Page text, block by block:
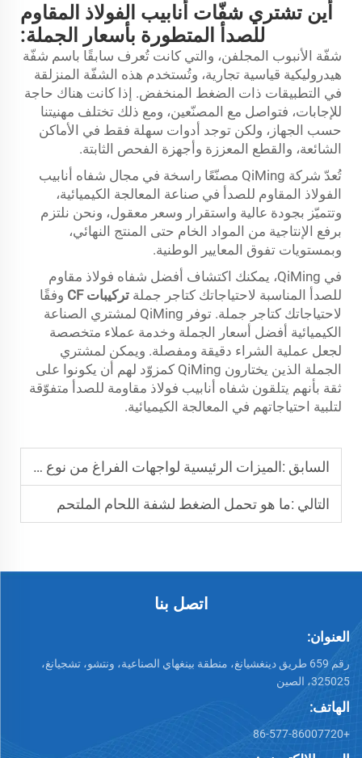
أين تشتري شفّات أنابيب الفولاذ المقاوم
للصدأ المتطورة بأسعار الجملة:
شفّة الأنبوب المجلفن، والتي كانت تُعرف سابقًا باسم شفّة
هيدروليكية قياسية تجارية، وتُستخدم هذه الشفّة المنزلقة
في التطبيقات ذات الضغط المنخفض. إذا كانت هناك حاجة
للإجابات، فتواصل مع المصنّعين، ومع ذلك تختلف مهنيتنا
حسب الجهاز، ولكن توجد أدوات سهلة فقط في الأماكن
الشائعة، والقطع المعززة وأجهزة الفحص الثابتة.
تُعدّ شركة QiMing مصنّعًا راسخة في مجال شفاه أنابيب
الفولاذ المقاوم للصدأ في صناعة المعالجة الكيميائية،
وتتميّز بجودة عالية واستقرار وسعر معقول، ونحن نلتزم
برفع الإنتاجية من المواد الخام حتى المنتج النهائي،
وبمستويات تفوق المعايير الوطنية.
في QiMing، يمكنك اكتشاف أفضل شفاه فولاذ مقاوم
للصدأ المناسبة لاحتياجاتك كتاجر جملة تركيبات CF
وفقًا
لاحتياجاتك كتاجر جملة. توفر QiMing لمشتري الصناعة
الكيميائية أفضل أسعار الجملة وخدمة عملاء متخصصة
لجعل عملية الشراء دقيقة ومفصلة. ويمكن لمشتري
الجملة الذين يختارون QiMing كمزوّد لهم أن يكونوا على
ثقة بأنهم يتلقون شفاه أنابيب فولاذ مقاومة للصدأ متفوّقة
لتلبية احتياجاتهم في المعالجة الكيميائية.
السابق :الميزات الرئيسية لواجهات الفراغ من نوع KF فلنج
التالي :ما هو تحمل الضغط لشفة اللحام الملتحم
اتصل بنا
العنوان:
رقم 659 طريق دينغشيانغ، منطقة بينغهاي الصناعية، ونتشو، تشجيانغ،
325025، الصين
الهاتف:
+86-577-86007720